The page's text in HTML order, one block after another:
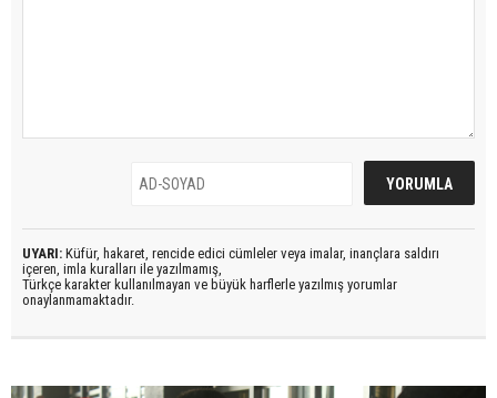
UYARI: Küfür, hakaret, rencide edici cümleler veya imalar, inançlara saldırı
içeren, imla kuralları ile yazılmamış,
Türkçe karakter kullanılmayan ve büyük harflerle yazılmış yorumlar
onaylanmamaktadır.